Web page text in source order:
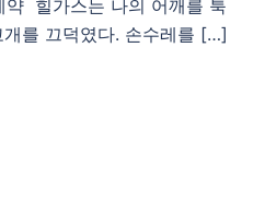
약 힐가스는 나의 어깨를 툭
를 끄덕였다. 손수레를 […]